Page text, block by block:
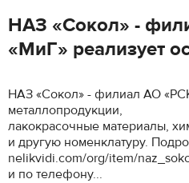
НАЗ «Сокол» -
«МиГ» реализует
НАЗ «Сокол» - филиал АО
металлопродукции,
лакокрасочные материалы,
и другую номенклатуру.
nelikvidi.com/org/item/
и по телефону...